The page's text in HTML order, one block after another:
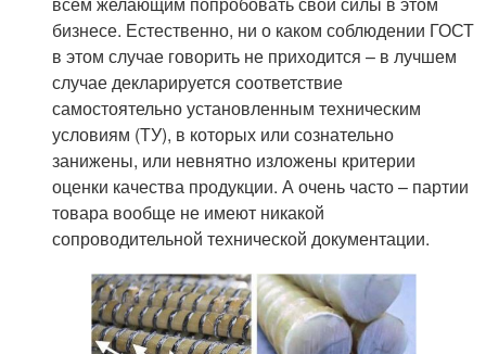
бизнесе. Естественно, ни о каком соблюдении ГОСТ
в этом случае говорить не приходится – в лучшем
случае декларируется соответствие
самостоятельно установленным техническим
условиям (ТУ), в которых или сознательно
занижены, или невнятно изложены критерии
оценки качества продукции. А очень часто – партии
товара вообще не имеют никакой
сопроводительной технической документации.